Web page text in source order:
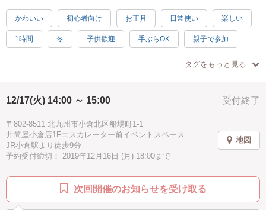
かわいい 初心者向け お正月 日常使い 楽しい
1時間 冬 子供歓迎 手ぶらOK 親子で参加
タグをもっと見る
受付終了
12/17(火) 14:00 ～ 15:00
〒802-8511 北九州市小倉北区船場町1-1
井筒屋小倉店1Fエスカレーター前イベントスペース
JR小倉駅より徒歩9分
予約受付締切： 2019年12月16日 (月) 18:00まで
地図
次回開催のお知らせを受け取る